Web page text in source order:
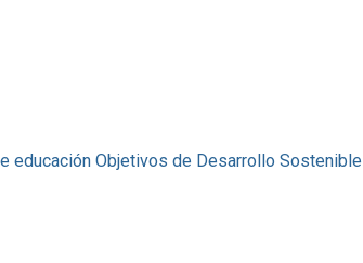
educación Objetivos de Desarrollo Sostenible